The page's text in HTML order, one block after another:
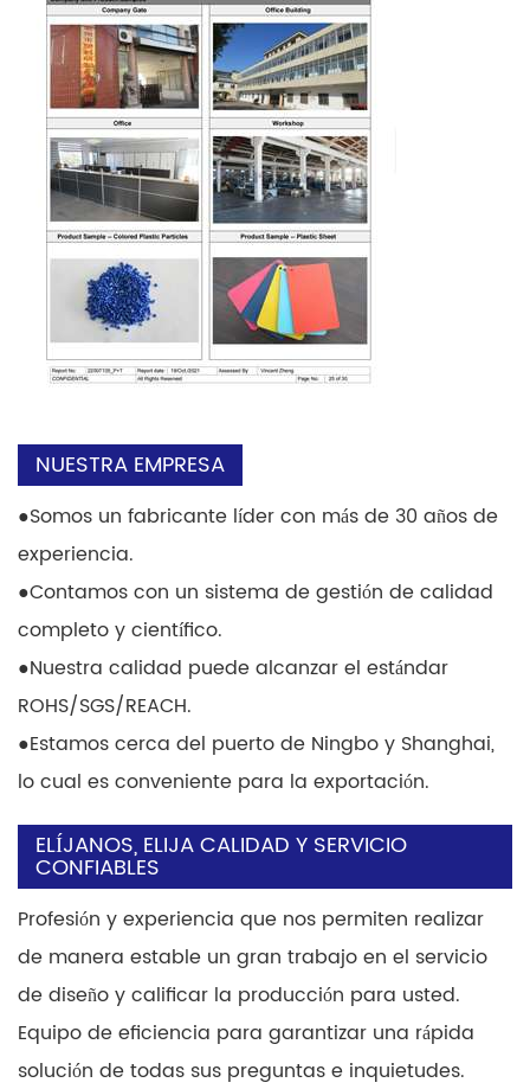
NUESTRA EMPRESA
●Somos un fabricante líder con más de 30 años de
experiencia.
●Contamos con un sistema de gestión de calidad
completo y científico.
●Nuestra calidad puede alcanzar el estándar
ROHS/SGS/REACH.
●Estamos cerca del puerto de Ningbo y Shanghai,
lo cual es conveniente para la exportación.
ELÍJANOS, ELIJA CALIDAD Y SERVICIO
CONFIABLES
Profesión y experiencia que nos permiten realizar
de manera estable un gran trabajo en el servicio
de diseño y calificar la producción para usted.
Equipo de eficiencia para garantizar una rápida
solución de todas sus preguntas e inquietudes.